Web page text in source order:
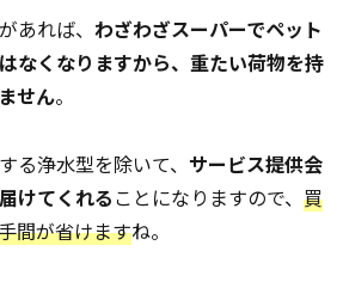
あれば、 わざわざスーパーでペット
なくなりますから、重たい荷物を持
せん。
る浄水型を除いて、 サービス提供会
けてくれることになりますので、 買
間が省けますね。